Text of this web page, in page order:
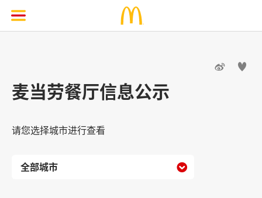
 
麦当劳餐厅信息公示
请您选择城市进行查看
